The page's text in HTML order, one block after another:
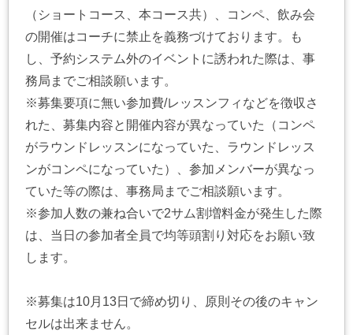
（ショートコース、本コース共）、コンペ、飲み会
の開催はコーチに禁止を義務づけております。も
し、予約システム外のイベントに誘われた際は、事
務局までご相談願います。
※募集要項に無い参加費/レッスンフィなどを徴収さ
れた、募集内容と開催内容が異なっていた（コンペ
がラウンドレッスンになっていた、ラウンドレッス
ンがコンペになっていた）、参加メンバーが異なっ
ていた等の際は、事務局までご相談願います。
※参加人数の兼ね合いで2サム割増料金が発生した際
は、当日の参加者全員で均等頭割り対応をお願い致
します。
※募集は10月13日で締め切り、原則その後のキャン
セルは出来ません。